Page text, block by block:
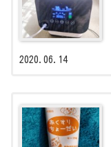
2020.06.14